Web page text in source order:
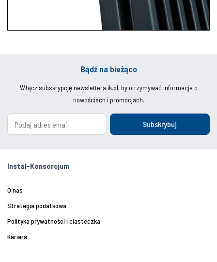
Bądź na bieżąco
Włącz subskrypcję newslettera ik.pl, by otrzymywać informacje o
nowościach i promocjach.
Subskrybuj
Instal-Konsorcjum
O nas
Strategia podatkowa
Polityka prywatności i ciasteczka
Kariera